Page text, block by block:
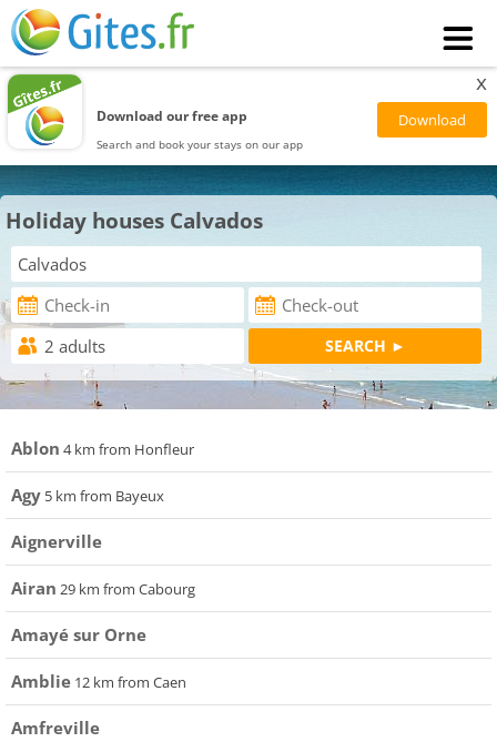
Download our free app
Search and book your stays on our app
x
Holiday houses Calvados
Ablon 4 km from Honfleur
Agy 5 km from Bayeux
Aignerville
Airan 29 km from Cabourg
Amayé sur Orne
Amblie 12 km from Caen
Amfreville